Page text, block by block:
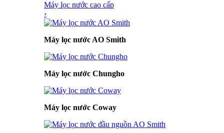
Máy lọc nước cao cấp
›
Máy lọc nước AO Smith
Máy lọc nước Chungho
Máy lọc nước Coway